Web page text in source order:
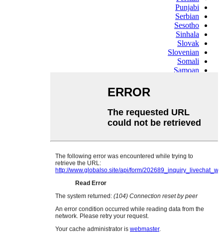
Punjabi
Serbian
Sesotho
Sinhala
Slovak
Slovenian
Somali
Samoan
Swahili
Tajik
Telugu
Ukrainian
Urdu
Welsh
Xhosa
Yiddish